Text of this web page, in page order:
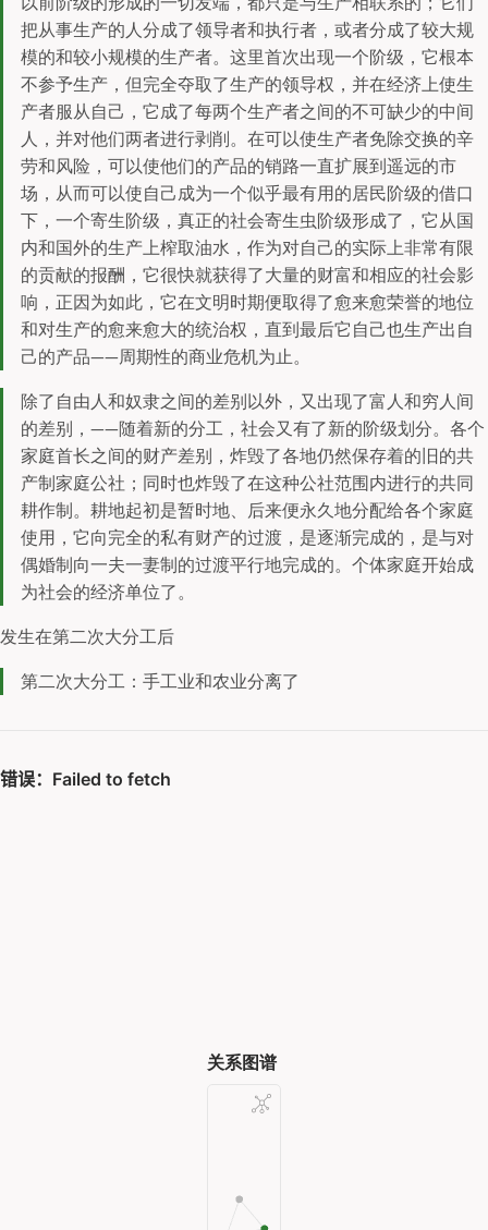
把从事生产的人分成了领导者和执行者，或者分成了较大规
模的和较小规模的生产者。这里首次出现一个阶级，它根本
不参予生产，但完全夺取了生产的领导权，并在经济上使生
产者服从自己，它成了每两个生产者之间的不可缺少的中间
人，并对他们两者进行剥削。在可以使生产者免除交换的辛
劳和风险，可以使他们的产品的销路一直扩展到遥远的市
场，从而可以使自己成为一个似乎最有用的居民阶级的借口
下，一个寄生阶级，真正的社会寄生虫阶级形成了，它从国
内和国外的生产上榨取油水，作为对自己的实际上非常有限
的贡献的报酬，它很快就获得了大量的财富和相应的社会影
响，正因为如此，它在文明时期便取得了愈来愈荣誉的地位
和对生产的愈来愈大的统治权，直到最后它自己也生产出自
己的产品——周期性的商业危机为止。
除了自由人和奴隶之间的差别以外，又出现了富人和穷人间
的差别，——随着新的分工，社会又有了新的阶级划分。各个
家庭首长之间的财产差别，炸毁了各地仍然保存着的旧的共
产制家庭公社；同时也炸毁了在这种公社范围内进行的共同
耕作制。耕地起初是暂时地、后来便永久地分配给各个家庭
使用，它向完全的私有财产的过渡，是逐渐完成的，是与对
偶婚制向一夫一妻制的过渡平行地完成的。个体家庭开始成
为社会的经济单位了。
发生在第二次大分工后
第二次大分工：手工业和农业分离了
关系图谱